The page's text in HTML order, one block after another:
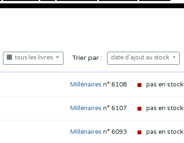
tous les livres Trier par : date d'ajout au stock
Millénaires n° 6108 pas en stock
Millénaires n° 6107 pas en stock
Millénaires n° 6093 pas en stock